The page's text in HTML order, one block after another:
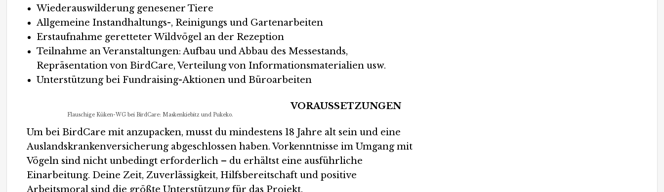
Wiederauswilderung genesener Tiere
Allgemeine Instandhaltungs-, Reinigungs und Gartenarbeiten
Erstaufnahme geretteter Wildvögel an der Rezeption
Teilnahme an Veranstaltungen: Aufbau und Abbau des Messestands,
Repräsentation von BirdCare, Verteilung von Informationsmaterialien usw.
Unterstützung bei Fundraising-Aktionen und Büroarbeiten
Flauschige Küken-WG bei BirdCare: Maskenkiebitz und Pukeko.
VORAUSSETZUNGEN
Um bei BirdCare mit anzupacken, musst du mindestens 18 Jahre alt sein und eine
Auslandskrankenversicherung abgeschlossen haben. Vorkenntnisse im Umgang mit
Vögeln sind nicht unbedingt erforderlich – du erhältst eine ausführliche
Einarbeitung. Deine Zeit, Zuverlässigkeit, Hilfsbereitschaft und positive
Arbeitsmoral sind die größte Unterstützung für das Projekt.